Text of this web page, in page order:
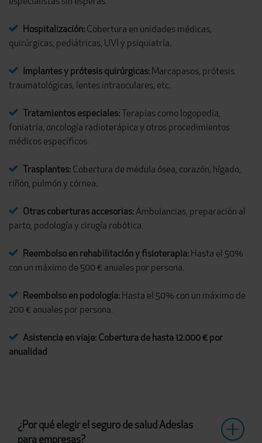
Hospitalización: Cobertura en unidades médicas,
quirúrgicas, pediátricas, UVI y psiquiatría.
Implantes y prótesis quirúrgicas: Marcapasos, prótesis
traumatológicas, lentes intraoculares, etc.
Tratamientos especiales: Terapias como logopedia,
foniatría, oncología radioterápica y otros procedimientos
médicos específicos.
Trasplantes: Cobertura de médula ósea, corazón, hígado,
riñón, pulmón y córnea.
Otras coberturas accesorias:Ambulancias, preparación al
parto, podología y cirugía robótica.
Reembolso en rehabilitación y fisioterapia: Hasta el 50%
con un máximo de 500 € anuales por persona.
Reembolso en podología: Hasta el 50% con un máximo de
200 € anuales por persona.
Asistencia en viaje: Cobertura de hasta 12.000 € por
anualidad
¿Por qué elegir el seguro de salud Adeslas
para empresas?